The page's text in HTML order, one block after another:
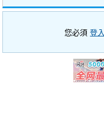
您必須登入